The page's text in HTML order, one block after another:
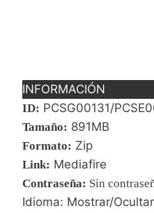
INFORMACIÓN
ID: PCSG00131/
Tamaño: 891MB
Formato: Zip
Link: Mediafire
Contraseña: Sin
Idioma: Mostrar/Ocultar